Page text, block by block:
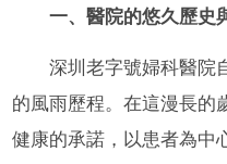
一、醫院的悠久歷史
深圳老字號婦科醫院
的風雨歷程。在這漫長的
健康的承諾，以患者為中